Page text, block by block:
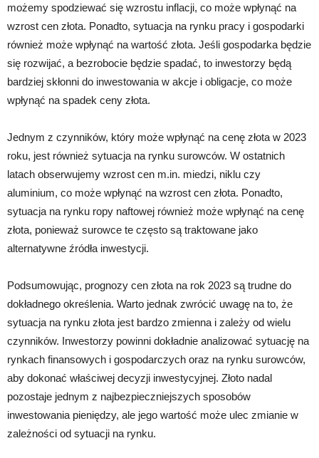
możemy spodziewać się wzrostu inflacji, co może wpłynąć na
wzrost cen złota. Ponadto, sytuacja na rynku pracy i gospodarki
również może wpłynąć na wartość złota. Jeśli gospodarka będzie
się rozwijać, a bezrobocie będzie spadać, to inwestorzy będą
bardziej skłonni do inwestowania w akcje i obligacje, co może
wpłynąć na spadek ceny złota.
Jednym z czynników, który może wpłynąć na cenę złota w 2023
roku, jest również sytuacja na rynku surowców. W ostatnich
latach obserwujemy wzrost cen m.in. miedzi, niklu czy
aluminium, co może wpłynąć na wzrost cen złota. Ponadto,
sytuacja na rynku ropy naftowej również może wpłynąć na cenę
złota, ponieważ surowce te często są traktowane jako
alternatywne źródła inwestycji.
Podsumowując, prognozy cen złota na rok 2023 są trudne do
dokładnego określenia. Warto jednak zwrócić uwagę na to, że
sytuacja na rynku złota jest bardzo zmienna i zależy od wielu
czynników. Inwestorzy powinni dokładnie analizować sytuację na
rynkach finansowych i gospodarczych oraz na rynku surowców,
aby dokonać właściwej decyzji inwestycyjnej. Złoto nadal
pozostaje jednym z najbezpieczniejszych sposobów
inwestowania pieniędzy, ale jego wartość może ulec zmianie w
zależności od sytuacji na rynku.